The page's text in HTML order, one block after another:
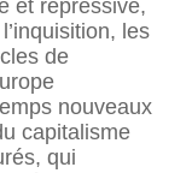
et répressive,
les
de
nouveaux
capitalisme
qui